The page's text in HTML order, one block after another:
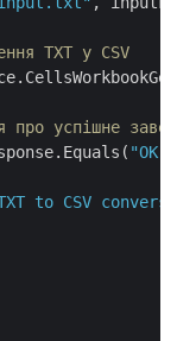
TXT у CSV
про успішне
"OK"
to CSV